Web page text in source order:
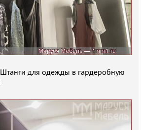
Штанги для одежды в гардеробную